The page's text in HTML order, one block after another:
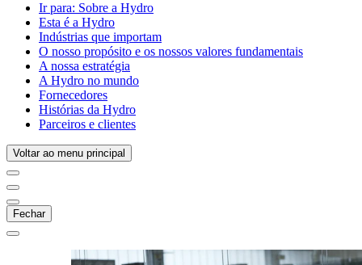
Ir para: Sobre a Hydro
Esta é a Hydro
Indústrias que importam
O nosso propósito e os nossos valores fundamentais
A nossa estratégia
A Hydro no mundo
Fornecedores
Histórias da Hydro
Parceiros e clientes
Voltar ao menu principal
Fechar